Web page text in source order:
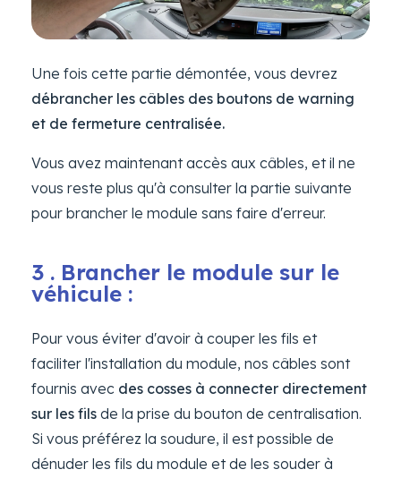
Une fois cette partie démontée, vous devrez
débrancher les câbles des boutons de warning
et de fermeture centralisée.
Vous avez maintenant accès aux câbles, et il ne
vous reste plus qu'à consulter la partie suivante
pour brancher le module sans faire d'erreur.
3 . Brancher le module sur le
véhicule :
Pour vous éviter d'avoir à couper les fils et
faciliter l'installation du module, nos câbles sont
fournis avec des cosses à connecter directement
sur les fils de la prise du bouton de centralisation.
Si vous préférez la soudure, il est possible de
dénuder les fils du module et de les souder à